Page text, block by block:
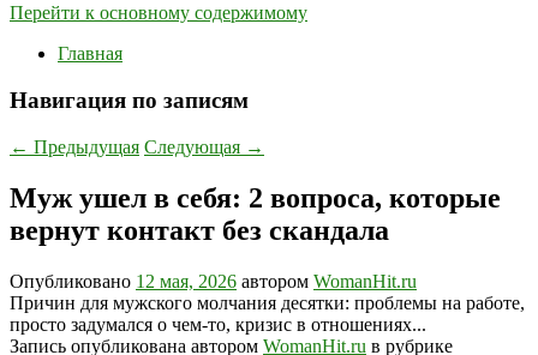
Перейти к основному содержимому
Главная
Навигация по записям
← Предыдущая Следующая →
Муж ушел в себя: 2 вопроса, которые
вернут контакт без скандала
Опубликовано 12 мая, 2026 автором WomanHit.ru
Причин для мужского молчания десятки: проблемы на работе,
просто задумался о чем-то, кризис в отношениях...
Запись опубликована автором WomanHit.ru в рубрике